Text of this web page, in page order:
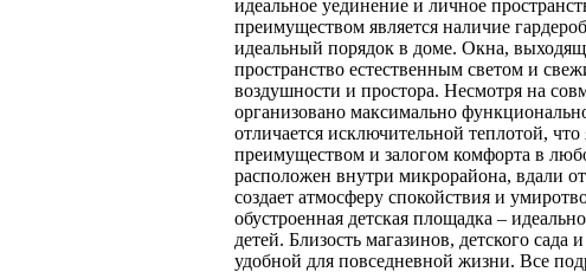
идеальное уединение и личное
преимуществом является наличие
идеальный порядок в доме. Окна,
пространство естественным светом и
воздушности и простора. Несмотря на
организовано максимально
отличается исключительной теплотой,
преимуществом и залогом комфорта в
расположен внутри микрорайона, вдали
создает атмосферу спокойствия и
обустроенная детская площадка –
детей. Близость магазинов, детского
удобной для повседневной жизни. Все